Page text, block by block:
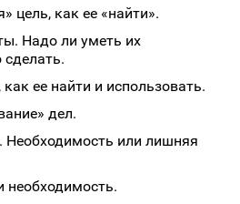
цель, как ее «найти».
Надо ли уметь их
сделать.
ее найти и использовать.
дел.
Необходимость или лишняя
необходимость.